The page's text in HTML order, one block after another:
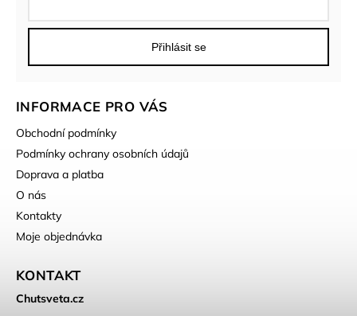
INFORMACE PRO VÁS
Obchodní podmínky
Podmínky ochrany osobních údajů
Doprava a platba
O nás
Kontakty
Moje objednávka
KONTAKT
Chutsveta.cz
Přihlásit se